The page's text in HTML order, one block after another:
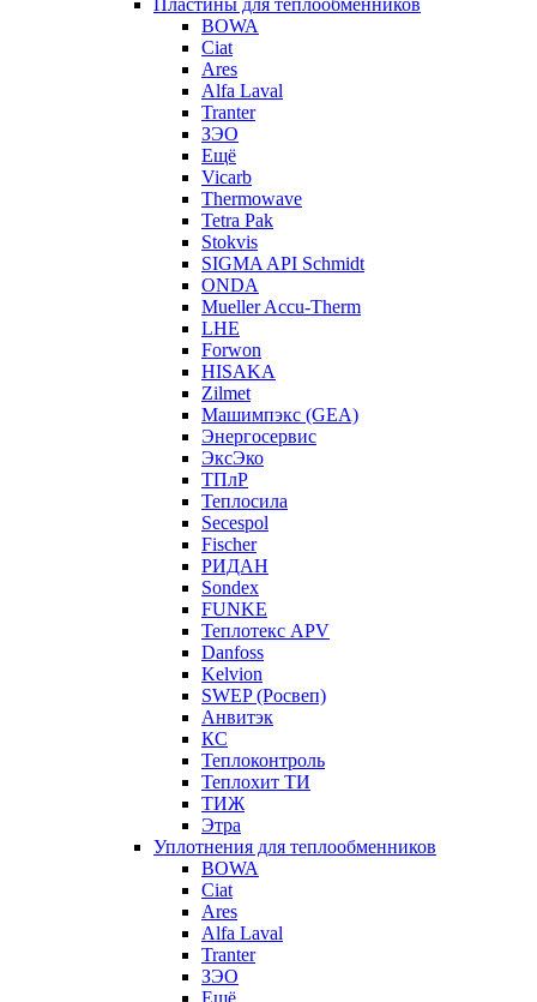
Пластины для теплообменников
BOWA
Ciat
Ares
Alfa Laval
Tranter
ЗЭО
Ещё
Vicarb
Thermowave
Tetra Pak
Stokvis
SIGMA API Schmidt
ONDA
Mueller Accu-Therm
LHE
Forwon
HISAKA
Zilmet
Машимпэкс (GEA)
Энергосервис
ЭксЭко
ТПлР
Теплосила
Secespol
Fischer
РИДАН
Sondex
FUNKE
Теплотекс APV
Danfoss
Kelvion
SWEP (Росвеп)
Анвитэк
КС
Теплоконтроль
Теплохит ТИ
ТИЖ
Этра
Уплотнения для теплообменников
BOWA
Ciat
Ares
Alfa Laval
Tranter
ЗЭО
Ещё